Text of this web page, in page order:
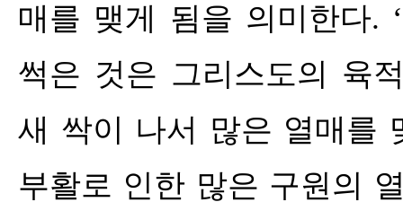
매를 맺게 됨을 의미한다. ‘
썩은 것은 그리스도의 육
새 싹이 나서 많은 열매를
부활로 인한 많은 구원의